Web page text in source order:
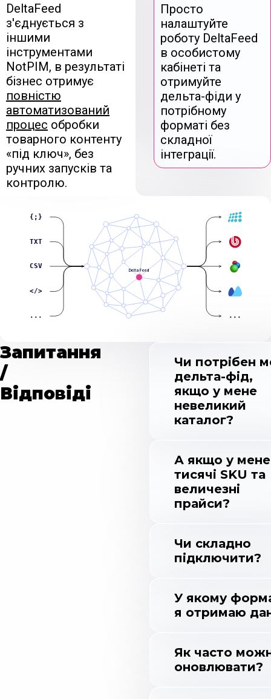
DeltaFeed
з'єднується з
іншими
інструментами
NotPIM, в результаті
бізнес отримує
повністю
автоматизований
процес обробки
товарного контенту
«під ключ», без
ручних запусків та
контролю.
Просто
налаштуйте
роботу DeltaFeed
в особистому
кабінеті та
отримуйте
дельта-фіди у
потрібному
форматі без
складної
інтеграції.
{;}
TXT
CSV
</>
...
Delta Feed
...
Запитання
/
Відповіді
Чи потрібен
дельта-фід,
якщо у мене
невеликий
каталог?
А якщо у мене
тисячі SKU та
величезні
прайси?
Чи складно
підключити?
У якому
я отримаю
Як часто
оновлювати?